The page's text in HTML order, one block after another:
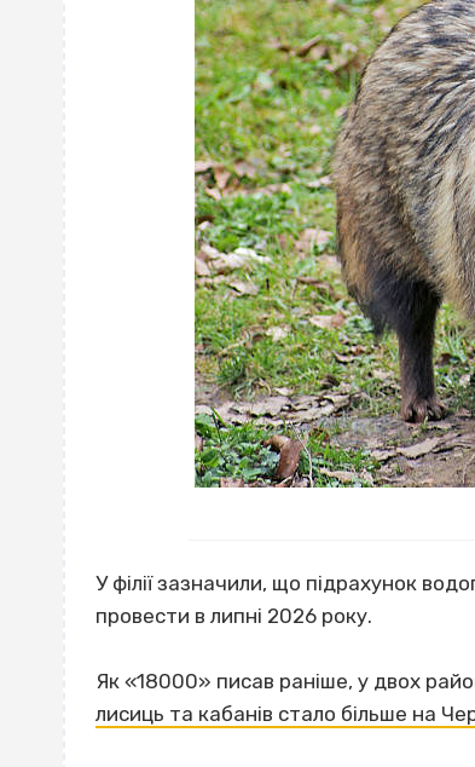
У філії зазначили, що підрахунок
провести в липні 2026 року.
Як «18000» писав раніше, у двох
лисиць та кабанів стало більше на